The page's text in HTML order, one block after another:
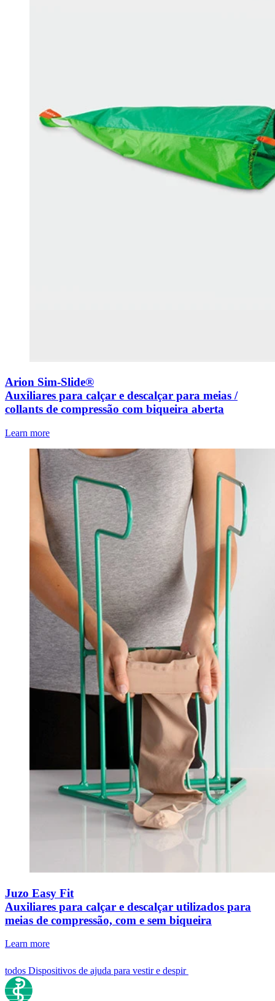
Arion Sim-Slide®
Auxiliares para calçar e descalçar para meias /
collants de compressão com biqueira aberta
Learn more
Juzo Easy Fit
Auxiliares para calçar e descalçar utilizados para
meias de compressão, com e sem biqueira
Learn more
todos Dispositivos de ajuda para vestir e despir